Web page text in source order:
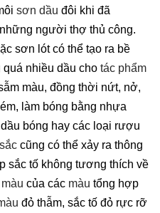
sơn dầu đôi khi đã
người thợ thủ công.
sơn lót có thể tạo ra bề
nhiều dầu cho tác phẩm
màu, đồng thời nứt, nở,
làm bóng bằng nhựa
bóng hay các loại rượu
cũng có thể xảy ra thông
sắc tố không tương thích về
màu của các màu tổng hợp
đỏ thẫm, sắc tố đỏ rực rỡ